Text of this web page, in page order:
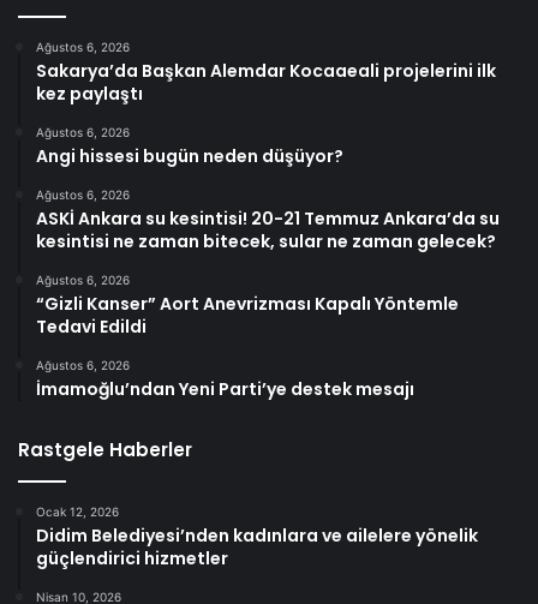
Ağustos 6, 2026
Sakarya’da Başkan Alemdar Kocaaeali projelerini ilk
kez paylaştı
Ağustos 6, 2026
Angi hissesi bugün neden düşüyor?
Ağustos 6, 2026
ASKİ Ankara su kesintisi! 20-21 Temmuz Ankara’da su
kesintisi ne zaman bitecek, sular ne zaman gelecek?
Ağustos 6, 2026
“Gizli Kanser” Aort Anevrizması Kapalı Yöntemle
Tedavi Edildi
Ağustos 6, 2026
İmamoğlu’ndan Yeni Parti’ye destek mesajı
Rastgele Haberler
Ocak 12, 2026
Didim Belediyesi’nden kadınlara ve ailelere yönelik
güçlendirici hizmetler
Nisan 10, 2026